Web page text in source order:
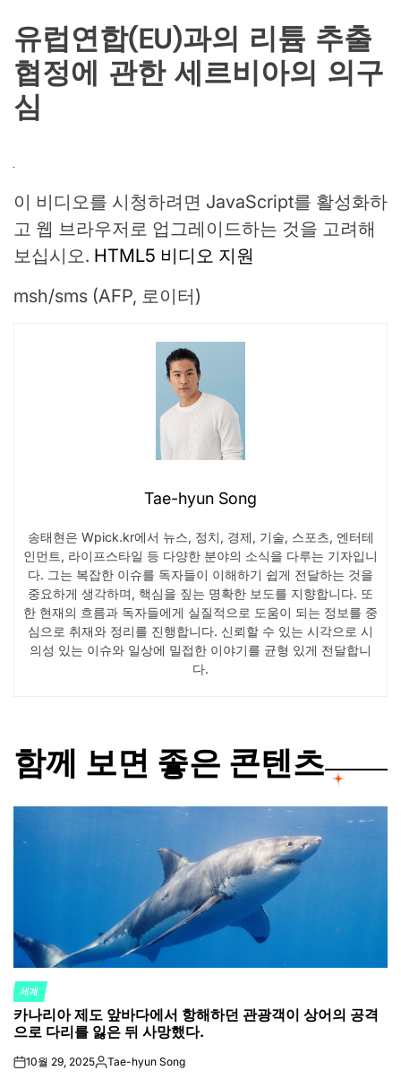
유럽연합(EU)과의 리튬 추출
협정에 관한 세르비아의 의구
심
이 비디오를 시청하려면 JavaScript를 활성화하
고 웹 브라우저로 업그레이드하는 것을 고려해
보십시오. HTML5 비디오 지원
msh/sms (AFP, 로이터)
Tae-hyun Song
송태현은 Wpick.kr에서 뉴스, 정치, 경제, 기술, 스포츠, 엔터테
인먼트, 라이프스타일 등 다양한 분야의 소식을 다루는 기자입니
다. 그는 복잡한 이슈를 독자들이 이해하기 쉽게 전달하는 것을
중요하게 생각하며, 핵심을 짚는 명확한 보도를 지향합니다. 또
한 현재의 흐름과 독자들에게 실질적으로 도움이 되는 정보를 중
심으로 취재와 정리를 진행합니다. 신뢰할 수 있는 시각으로 시
의성 있는 이슈와 일상에 밀접한 이야기를 균형 있게 전달합니
다.
함께 보면 좋은 콘텐츠
POSTED
IN
세계
카나리아 제도 앞바다에서 항해하던 관광객이 상어의 공격
으로 다리를 잃은 뒤 사망했다.
on10월 29, 2025Posted
Tae-hyun Song